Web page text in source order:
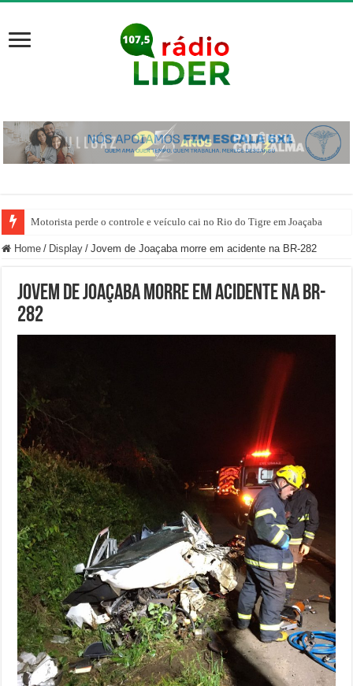
Motorista perde o controle e veículo cai no Rio do Tigre em Joaçaba
Home / Display / Jovem de Joaçaba morre em acidente na BR-282
Jovem de Joaçaba morre em acidente na BR-
282